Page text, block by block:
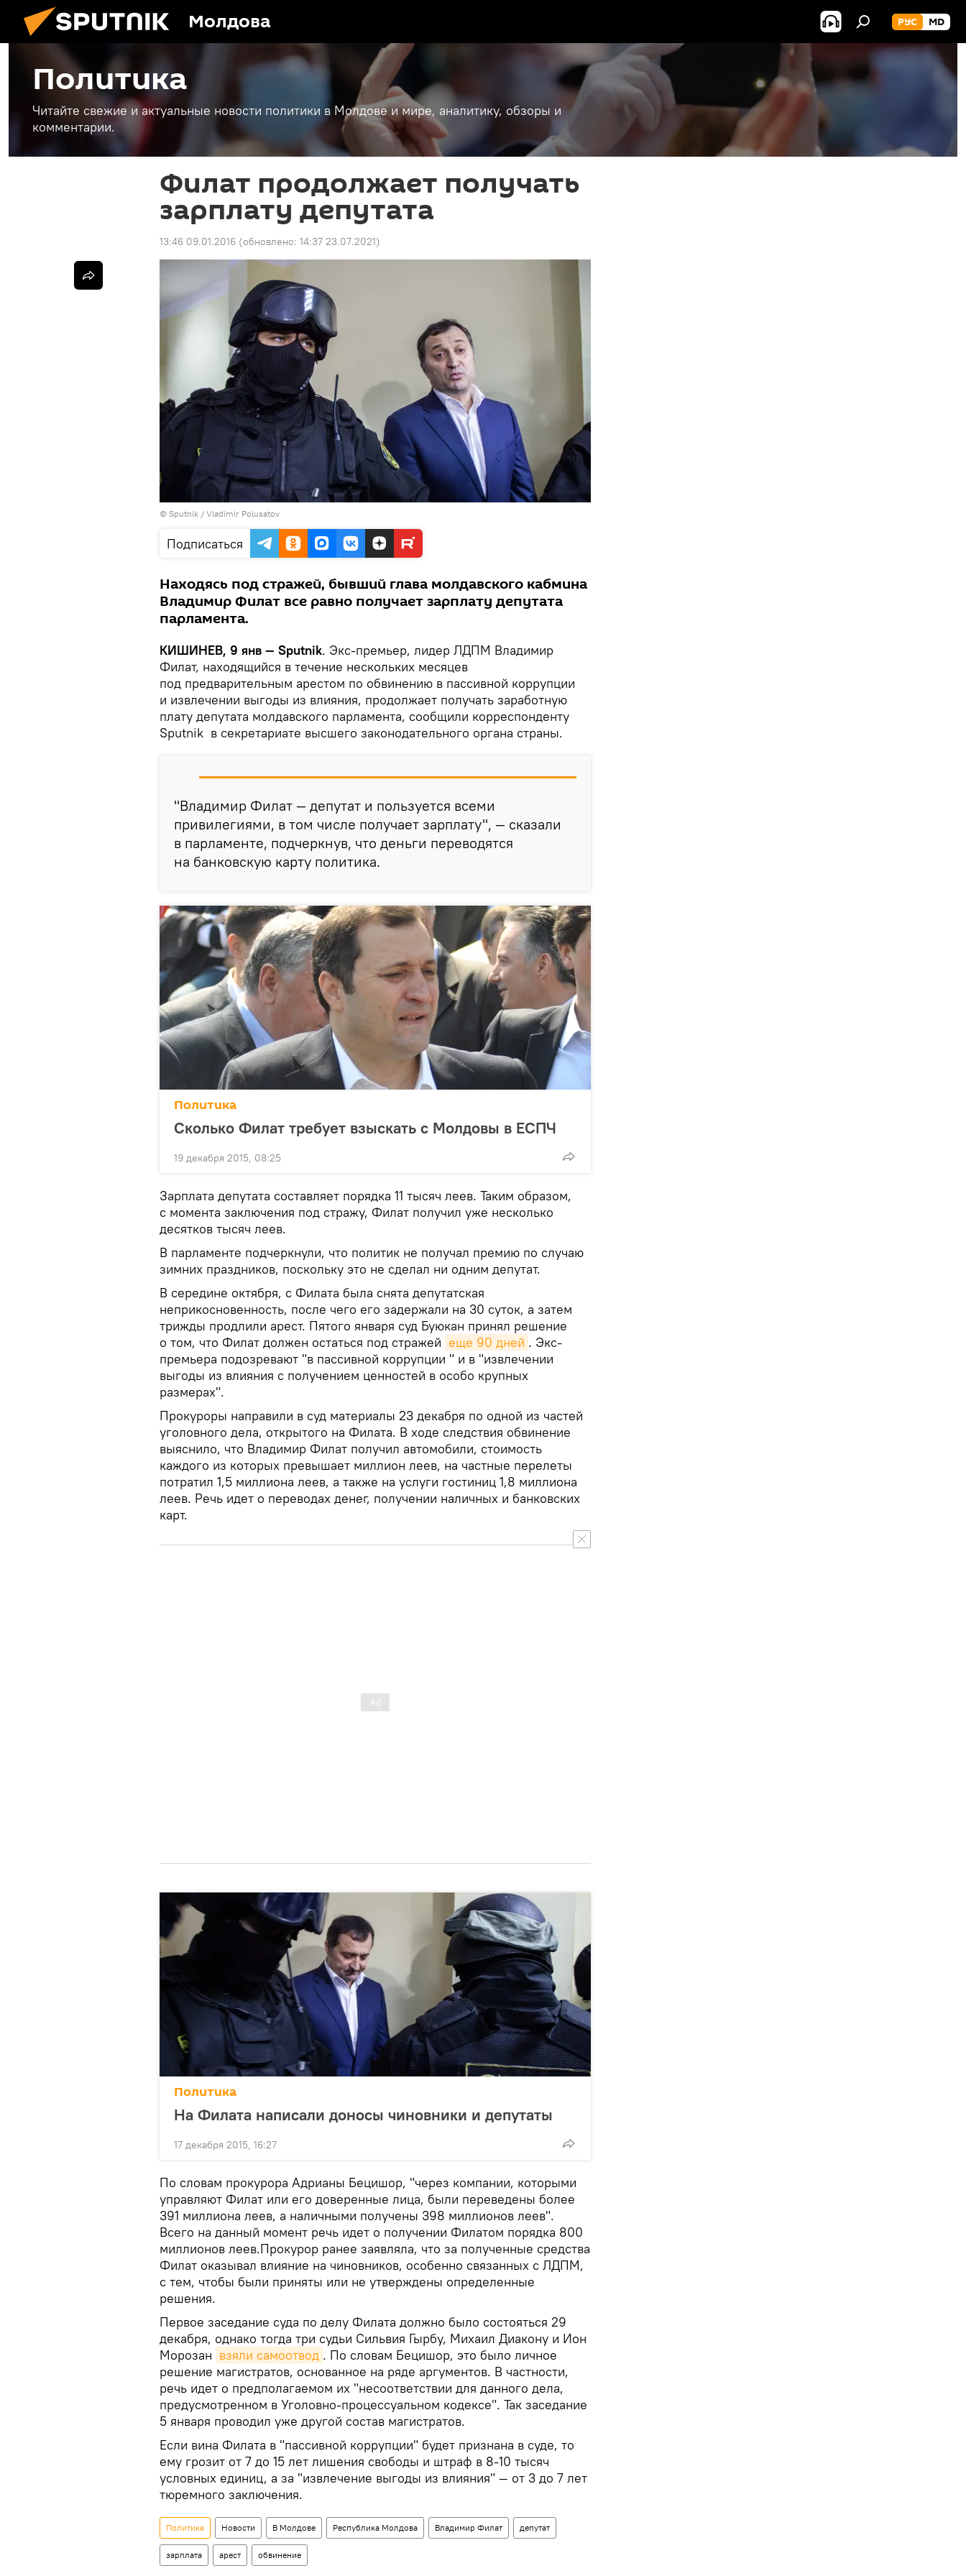
Молдова РУС MD
Политика
Читайте свежие и актуальные новости политики в Молдове и мире, аналитику, обзоры и
комментарии.
Филат продолжает получать
зарплату депутата
13:46 09.01.2016 (обновлено: 14:37 23.07.2021)
© Sputnik / Vladimir Polusatov
Подписаться
Находясь под стражей, бывший глава молдавского кабмина
Владимир Филат все равно получает зарплату депутата
парламента.
КИШИНЕВ, 9 янв — Sputnik. Экс-премьер, лидер ЛДПМ Владимир
Филат, находящийся в течение нескольких месяцев
под предварительным арестом по обвинению в пассивной коррупции
и извлечении выгоды из влияния, продолжает получать заработную
плату депутата молдавского парламента, сообщили корреспонденту
Sputnik в секретариате высшего законодательного органа страны.
"Владимир Филат — депутат и пользуется всеми
привилегиями, в том числе получает зарплату", — сказали
в парламенте, подчеркнув, что деньги переводятся
на банковскую карту политика.
Политика
Сколько Филат требует взыскать с Молдовы в ЕСПЧ
19 декабря 2015, 08:25
Зарплата депутата составляет порядка 11 тысяч леев. Таким образом,
с момента заключения под стражу, Филат получил уже несколько
десятков тысяч леев.
В парламенте подчеркнули, что политик не получал премию по случаю
зимних праздников, поскольку это не сделал ни одним депутат.
В середине октября, с Филата была снята депутатская
неприкосновенность, после чего его задержали на 30 суток, а затем
трижды продлили арест. Пятого января суд Буюкан принял решение
о том, что Филат должен остаться под стражей еще 90 дней . Экс-
премьера подозревают "в пассивной коррупции " и в "извлечении
выгоды из влияния с получением ценностей в особо крупных
размерах".
Прокуроры направили в суд материалы 23 декабря по одной из частей
уголовного дела, открытого на Филата. В ходе следствия обвинение
выяснило, что Владимир Филат получил автомобили, стоимость
каждого из которых превышает миллион леев, на частные перелеты
потратил 1,5 миллиона леев, а также на услуги гостиниц 1,8 миллиона
леев. Речь идет о переводах денег, получении наличных и банковских
карт.
Политика
На Филата написали доносы чиновники и депутаты
17 декабря 2015, 16:27
По словам прокурора Адрианы Бецишор, "через компании, которыми
управляют Филат или его доверенные лица, были переведены более
391 миллиона леев, а наличными получены 398 миллионов леев".
Всего на данный момент речь идет о получении Филатом порядка 800
миллионов леев.Прокурор ранее заявляла, что за полученные средства
Филат оказывал влияние на чиновников, особенно связанных с ЛДПМ,
с тем, чтобы были приняты или не утверждены определенные
решения.
Первое заседание суда по делу Филата должно было состояться 29
декабря, однако тогда три судьи Сильвия Гырбу, Михаил Диакону и Ион
Морозан взяли самоотвод . По словам Бецишор, это было личное
решение магистратов, основанное на ряде аргументов. В частности,
речь идет о предполагаемом их "несоответствии для данного дела,
предусмотренном в Уголовно-процессуальном кодексе". Так заседание
5 января проводил уже другой состав магистратов.
Если вина Филата в "пассивной коррупции" будет признана в суде, то
ему грозит от 7 до 15 лет лишения свободы и штраф в 8-10 тысяч
условных единиц, а за "извлечение выгоды из влияния" — от 3 до 7 лет
тюремного заключения.
Политика Новости В Молдове Республика Молдова Владимир Филат депутат
зарплата арест обвинение